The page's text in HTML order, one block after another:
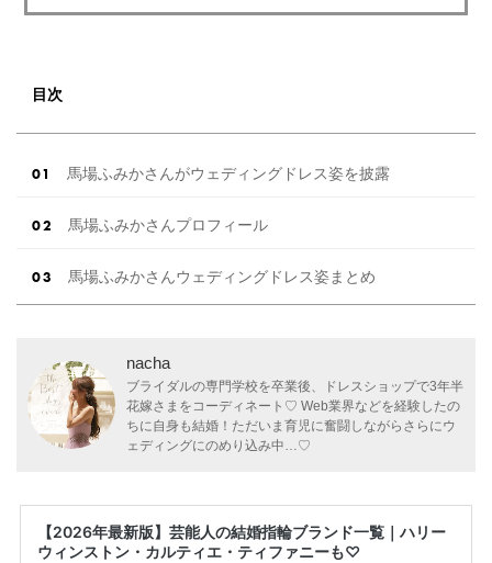
目次
馬場ふみかさんがウェディングドレス姿を披露
馬場ふみかさんプロフィール
馬場ふみかさんウェディングドレス姿まとめ
nacha
ブライダルの専門学校を卒業後、ドレスショップで3年半
花嫁さまをコーディネート♡ Web業界などを経験したの
ちに自身も結婚！ただいま育児に奮闘しながらさらにウ
ェディングにのめり込み中…♡
【2026年最新版】芸能人の結婚指輪ブランド一覧｜ハリー
ウィンストン・カルティエ・ティファニーも♡